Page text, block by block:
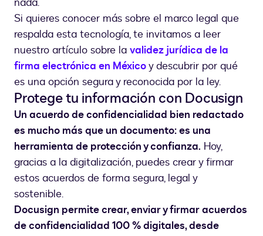
Si quieres conocer más sobre el marco legal que
respalda esta tecnología, te invitamos a leer
nuestro artículo sobre la validez jurídica de la
firma electrónica en Méxicoy descubrir por qué
es una opción segura y reconocida por la ley.
Protege tu información con Docusign
Un acuerdo de confidencialidad bien redactado
es mucho más que un documento: es una
herramienta de protección y confianza. Hoy,
gracias a la digitalización, puedes crear y firmar
estos acuerdos de forma segura, legal y
sostenible.
Docusign permite crear, enviar y firmar acuerdos
de confidencialidad 100 % digitales, desde